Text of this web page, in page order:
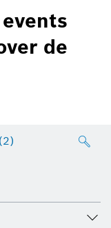
de